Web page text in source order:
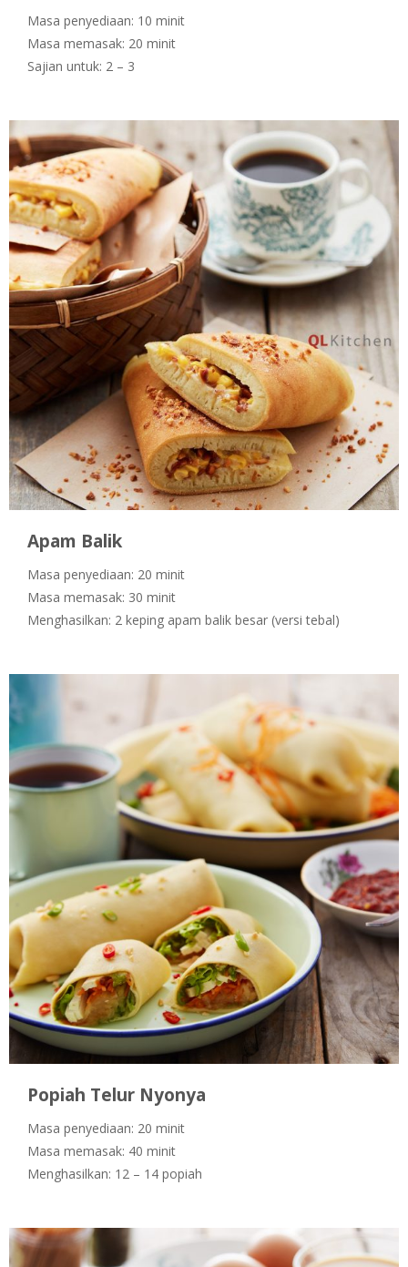
Masa penyediaan: 10 minit
Masa memasak: 20 minit
Sajian untuk: 2 – 3
Apam Balik
Masa penyediaan: 20 minit
Masa memasak: 30 minit
Menghasilkan: 2 keping apam balik besar (versi tebal)
Popiah Telur Nyonya
Masa penyediaan: 20 minit
Masa memasak: 40 minit
Menghasilkan: 12 – 14 popiah